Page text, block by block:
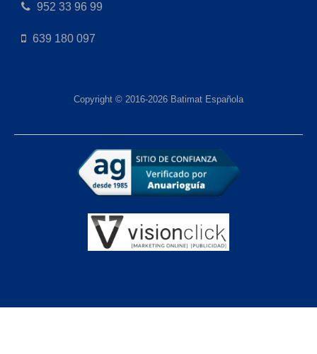
952 33 96 99
639 180 097
Copyright © 2016-2026 Batimat Española